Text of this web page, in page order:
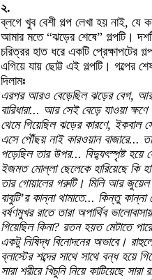
২.
ব্লগে খুব বেশী গল্প লেখা হয় নাই, যে
আমার মতে “ঝড়ের শেষে” গল্পটি।
চরিত্রর হাত ধরে একটি প্রেক্ষাপটের
এগিয়ে যায় ছোট্ট এই গল্পটি। গল্পের
দিলামঃ
এরপর আরও বেড়েছিল ঝড়ের বেগ,
বারিধারা... আর সেই বেড়ে যাওয়া ক্ষণে
থেমে গিয়েছিল ঝড়ের কারণে, ইকবাল
এসে পৌঁছয় নাই কারওয়ান বাজারে...
পড়েছিল তার উপর... বিদ্যুৎস্পৃষ্ট হয়ে
ইজমত মোল্লা ছেলেকে হারিয়েছে কি
তার গোয়ালের গরুটি। মিলি আর জুয়েল
বাবুটি’র কান্না থামাতে... কিন্তু
বর্ষণমুখর রাতে তারা অপার্থিব
গিয়েছিল কিনা? রতন হয়ত মেটাতে
একটু নিষিদ্ধ বিনোদনের অভাবে।
ব্লাস্টের শব্দের সাথে সাথে বন্ধ হয়ে
সারা শরীরে খিচুনি নিয়ে কাটিয়েছে